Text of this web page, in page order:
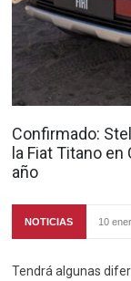
Confirmado:
la Fiat Titano
año
NOTICIAS 10
Tendrá algunas